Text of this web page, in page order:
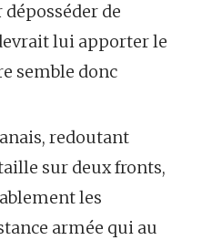
de
lui apporter le
semble donc
redoutant
sur deux fronts,
les
armée qui au